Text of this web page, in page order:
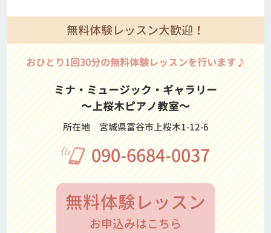
無料体験レッスン大歓迎！
おひとり1回30分の無料体験レッスンを行います♪
ミナ・ミュージック・ギャラリー
～上桜木ピアノ教室～
所在地 宮城県富谷市上桜木1-12-6
090-6684-0037
無料体験レッスン
お申込みはこちら